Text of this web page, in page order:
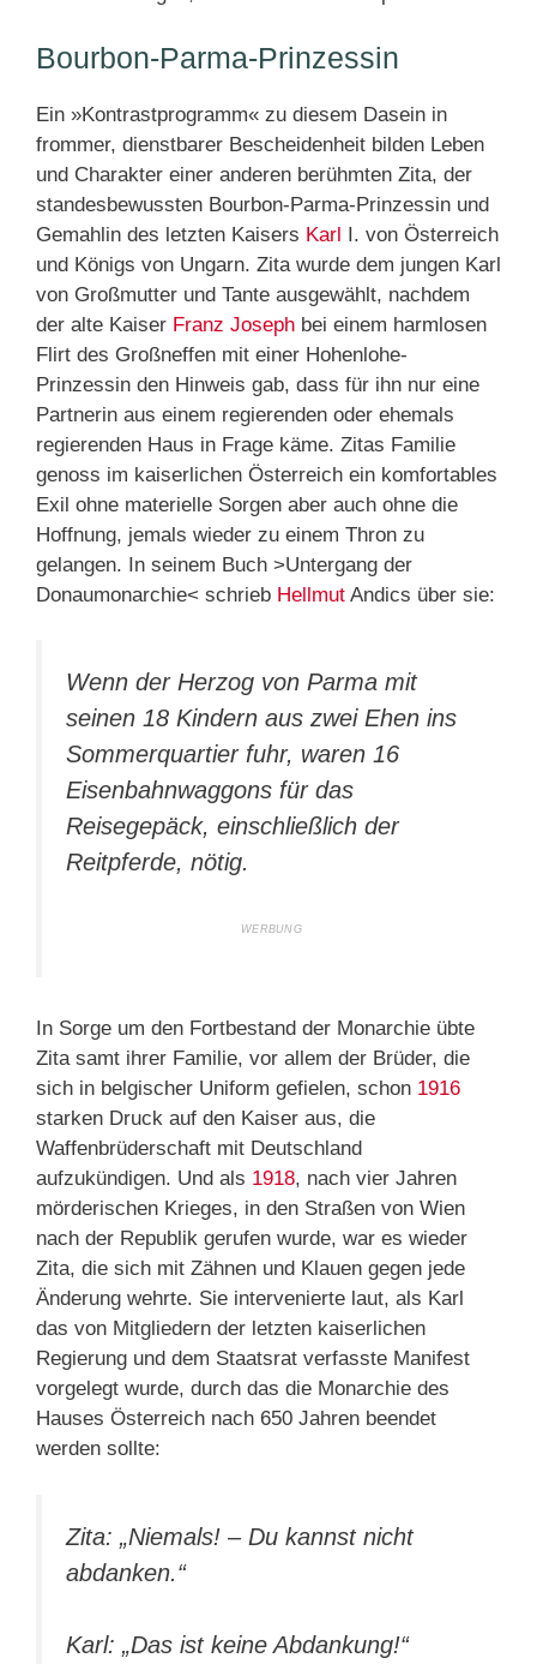
Bourbon-Parma-Prinzessin
Ein »Kontrastprogramm« zu diesem Dasein in
frommer, dienstbarer Bescheidenheit bilden Leben
und Charakter einer anderen berühmten Zita, der
standesbewussten Bourbon-Parma-Prinzessin und
Gemahlin des letzten Kaisers Karl I. von Österreich
und Königs von Ungarn. Zita wurde dem jungen Karl
von Großmutter und Tante ausgewählt, nachdem
der alte Kaiser Franz Joseph bei einem harmlosen
Flirt des Großneffen mit einer Hohenlohe-
Prinzessin den Hinweis gab, dass für ihn nur eine
Partnerin aus einem regierenden oder ehemals
regierenden Haus in Frage käme. Zitas Familie
genoss im kaiserlichen Österreich ein komfortables
Exil ohne materielle Sorgen aber auch ohne die
Hoffnung, jemals wieder zu einem Thron zu
gelangen. In seinem Buch >Untergang der
Donaumonarchie< schrieb Hellmut Andics über sie:
Wenn der Herzog von Parma mit
seinen 18 Kindern aus zwei Ehen ins
Sommerquartier fuhr, waren 16
Eisenbahnwaggons für das
Reisegepäck, einschließlich der
Reitpferde, nötig.
In Sorge um den Fortbestand der Monarchie übte
Zita samt ihrer Familie, vor allem der Brüder, die
sich in belgischer Uniform gefielen, schon 1916
starken Druck auf den Kaiser aus, die
Waffenbrüderschaft mit Deutschland
aufzukündigen. Und als 1918, nach vier Jahren
mörderischen Krieges, in den Straßen von Wien
nach der Republik gerufen wurde, war es wieder
Zita, die sich mit Zähnen und Klauen gegen jede
Änderung wehrte. Sie intervenierte laut, als Karl
das von Mitgliedern der letzten kaiserlichen
Regierung und dem Staatsrat verfasste Manifest
vorgelegt wurde, durch das die Monarchie des
Hauses Österreich nach 650 Jahren beendet
werden sollte:
Zita: „Niemals! – Du kannst nicht
abdanken.“
Karl: „Das ist keine Abdankung!“